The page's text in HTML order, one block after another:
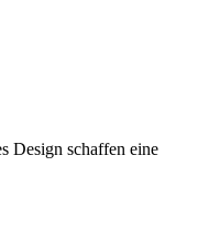
Design schaffen eine